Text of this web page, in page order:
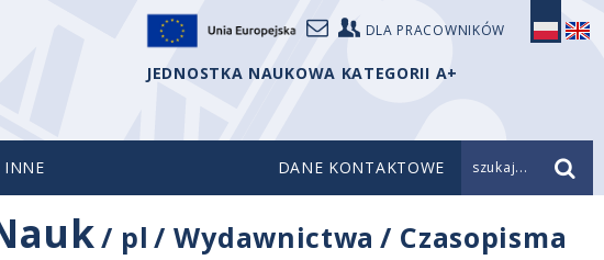
DLA PRACOWNIKÓW
JEDNOSTKA NAUKOWA KATEGORII A+
INNE DANE KONTAKTOWE szukaj...
/ pl /Wydawnictwa / Czasopisma